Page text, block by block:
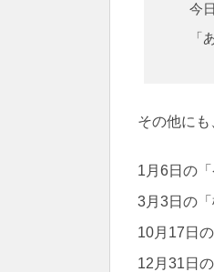
今
「
その他にも
1月6日の
3月3日の
10月17日
12月31日